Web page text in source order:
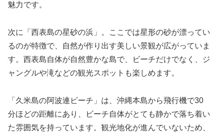
魅力です。
次に「西表島の星砂の浜」。ここでは星形の砂が漂ってい
るのが特徴で、自然が作り出す美しい景観が広がっていま
す。西表島自体が自然豊かな島で、ビーチだけでなく、ジ
ャングルや滝などの観光スポットも楽しめます。
「久米島の阿波連ビーチ」は、沖縄本島から飛行機で30
分ほどの距離にあり、ビーチ自体がとても静かで落ち着い
た雰囲気を持っています。観光地化が進んでいないため、